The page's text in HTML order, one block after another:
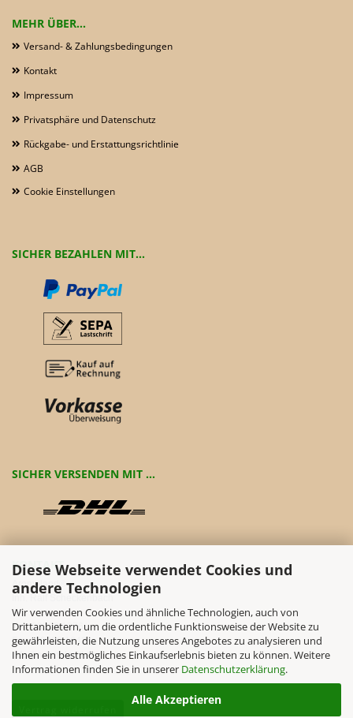
Diese Webseite verwendet Cookies und
andere Technologien
Wir verwenden Cookies und ähnliche Technologien, auch von
Drittanbietern, um die ordentliche Funktionsweise der Website zu
gewährleisten, die Nutzung unseres Angebotes zu analysieren und
Ihnen ein bestmögliches Einkaufserlebnis bieten zu können. Weitere
Informationen finden Sie in unserer Datenschutzerklärung.
Alle Akzeptieren
MEHR ÜBER...
Versand- & Zahlungsbedingungen
Kontakt
Impressum
Privatsphäre und Datenschutz
Rückgabe- und Erstattungsrichtlinie
AGB
Cookie Einstellungen
SICHER BEZAHLEN MIT...
SICHER VERSENDEN MIT ...
KONTAKT
Aromaland®
Tel.: 09338 1076
Fax.: 09338 1642
info@aromaland.de